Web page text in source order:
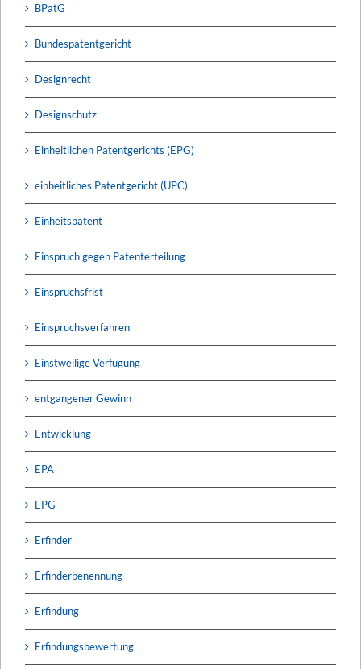
BPatG
Bundespatentgericht
Designrecht
Designschutz
Einheitlichen Patentgerichts (EPG)
einheitliches Patentgericht (UPC)
Einheitspatent
Einspruch gegen Patenterteilung
Einspruchsfrist
Einspruchsverfahren
Einstweilige Verfügung
entgangener Gewinn
Entwicklung
EPA
EPG
Erfinder
Erfinderbenennung
Erfindung
Erfindungsbewertung